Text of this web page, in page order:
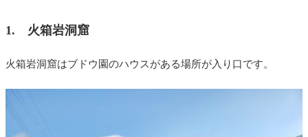
1. 火箱岩洞窟
火箱岩洞窟はブドウ園のハウスがある場所が入り口です。